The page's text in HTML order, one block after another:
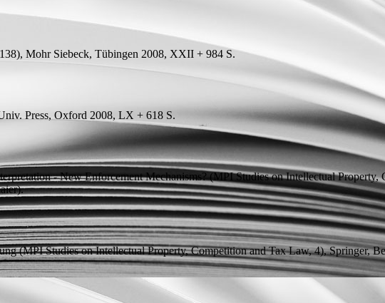
Mohr Siebeck, Tübingen 2008, XXII + 984 S.
Press, Oxford 2008, LX + 618 S.
- New Enforcement Mechanisms? (MPI Studies on Intellectual
(MPI Studies on Intellectual Property, Competition and Tax Law, 4), Springer,